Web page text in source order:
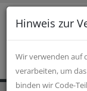
Hinweis zur
Wir verwenden auf
verarbeiten, um
binden wir Code-